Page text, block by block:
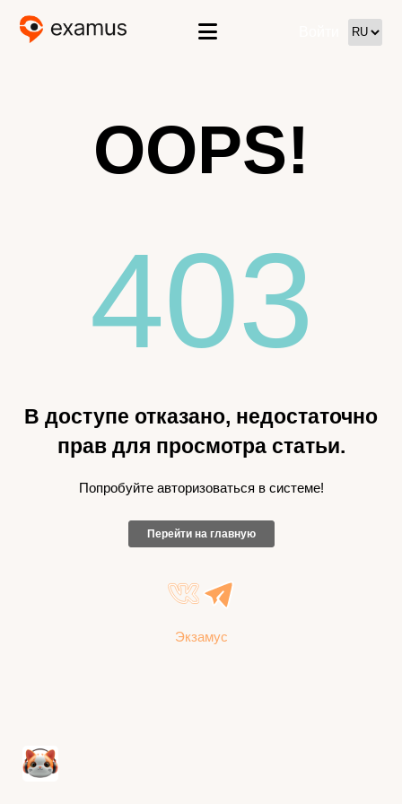
OOPS!
403
В доступе отказано, недостаточно
прав для просмотра статьи.
Попробуйте авторизоваться в системе!
Перейти на главную
Экзамус